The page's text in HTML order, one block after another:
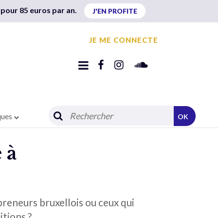
85 euros par an. J'EN PROFITE
JE ME CONNECTE
OK
à
bruxellois ou ceux qui